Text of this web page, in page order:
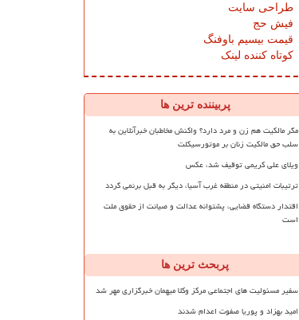
طراحی سایت
فیش حج
قیمت بیسیم باوفنگ
کوتاه کننده لینک
پربیننده ترین ها
مگر مالکیت هم زن و مرد دارد؟ واکنش مخاطبان خبرآنلاین به
سلب حق مالکیت زنان بر موتورسیکلت
ویلای علی کریمی توقیف شد، عکس
ترتیبات امنیتی در منطقه غرب آسیا، دیگر به قبل برنمی گردد
اقتدار دستگاه قضایی، پشتوانه عدالت و صیانت از حقوق ملت
است
پربحث ترین ها
سفیر مسئولیت های اجتماعی مرکز وکلا میهمان خبرگزاری مهر شد
امید بهزاد و پوریا صفوت اعدام شدند